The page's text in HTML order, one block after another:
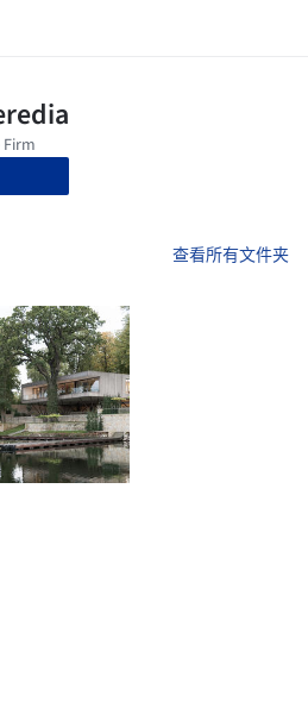
查看所有文件夹